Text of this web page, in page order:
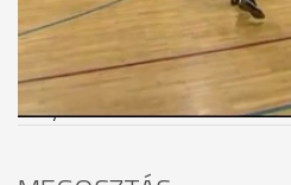
folyamatban vannak. A drukkerek
csapaterősítésről is kérdezték a
csapata január 3-án kezdi a
idényére.